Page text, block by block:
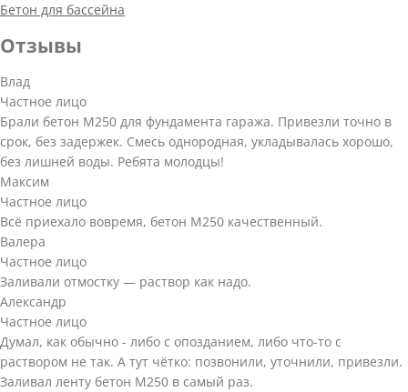
Бетон для бассейна
Отзывы
Влад
Частное лицо
Брали бетон М250 для фундамента гаража. Привезли точно в
срок, без задержек. Смесь однородная, укладывалась хорошо,
без лишней воды. Ребята молодцы!
Максим
Частное лицо
Всё приехало вовремя, бетон М250 качественный.
Валера
Частное лицо
Заливали отмостку — раствор как надо.
Александр
Частное лицо
Думал, как обычно - либо с опозданием, либо что-то с
раствором не так. А тут чётко: позвонили, уточнили, привезли.
Заливал ленту бетон М250 в самый раз.